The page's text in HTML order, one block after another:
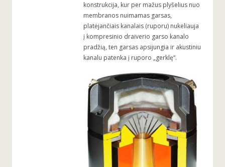
konstrukcija, kur per mažus plyšelius nuo
membranos nuimamas garsas,
platėjančiais kanalais (ruporu) nukeliauja
į kompresinio draiverio garso kanalo
pradžią, ten garsas apsijungia ir akustiniu
kanalu patenka į ruporo „gerklę“.